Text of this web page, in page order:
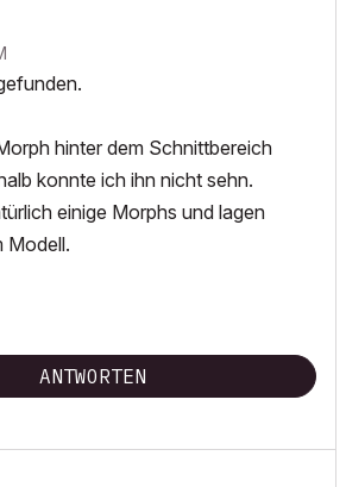
hinter dem Schnittbereich
konnte ich ihn nicht sehn.
einige Morphs und lagen
Modell.
ANTWORTEN